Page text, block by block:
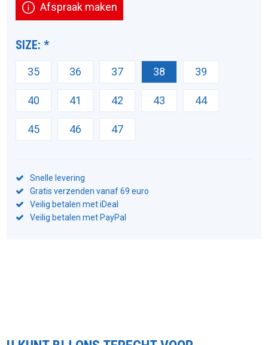
Afspraak maken
SIZE:*
35 36 37 38 39
40 41 42 43 44
45 46 47
Snelle levering
Gratis verzenden vanaf 69 euro
Veilig betalen met iDeal
Veilig betalen met PayPal